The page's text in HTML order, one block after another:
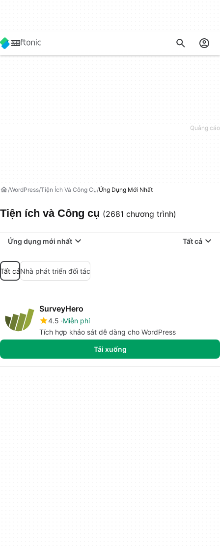
WordPress Tiện Ích Và Công Cụ Ứng Dụng Mới Nhất
Tiện ích và Công cụ (2681 chương trình)
Ứng dụng mới nhất Tất cả
Tất cảNhà phát triển đối tác
SurveyHero
4.5 Miễn phí
Tích hợp khảo sát dễ dàng cho WordPress
Tải xuống